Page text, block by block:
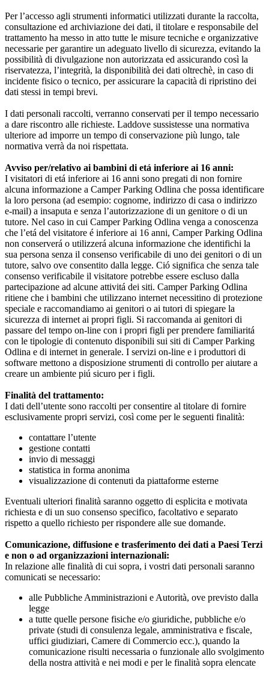
Per l’accesso agli strumenti informatici utilizzati durante la raccolta,
consultazione ed archiviazione dei dati, il titolare e responsabile del
trattamento ha messo in atto tutte le misure tecniche e organizzative
necessarie per garantire un adeguato livello di sicurezza, evitando la
possibilità di divulgazione non autorizzata ed assicurando così la
riservatezza, l’integrità, la disponibilità dei dati oltrechè, in caso di
incidente fisico o tecnico, per assicurare la capacità di ripristino dei
dati stessi in tempi brevi.
I dati personali raccolti, verranno conservati per il tempo necessario
a dare riscontro alle richieste. Laddove sussistesse una normativa
ulteriore ad imporre un tempo di conservazione più lungo, tale
normativa verrà da noi rispettata.
Avviso per/relativo ai bambini di etá inferiore ai 16 anni:
I visitatori di etá inferiore ai 16 anni sono pregati di non fornire
alcuna informazione a Camper Parking Odlina che possa identificare
la loro persona (ad esempio: cognome, indirizzo di casa o indirizzo
e-mail) a insaputa e senza l’autorizzazione di un genitore o di un
tutore. Nel caso in cui Camper Parking Odlina venga a conoscenza
che l’etá del visitatore é inferiore ai 16 anni, Camper Parking Odlina
non conserverá o utilizzerá alcuna informazione che identifichi la
sua persona senza il consenso verificabile di uno dei genitori o di un
tutore, salvo ove consentito dalla legge. Ció significa che senza tale
consenso verificabile il visitatore potrebbe essere escluso dalla
partecipazione ad alcune attivitá dei siti. Camper Parking Odlina
ritiene che i bambini che utilizzano internet necessitino di protezione
speciale e raccomandiamo ai genitori o ai tutori di spiegare la
sicurezza di internet ai propri figli. Si raccomanda ai genitori di
passare del tempo on-line con i propri figli per prendere familiaritá
con le tipologie di contenuto disponibili sui siti di Camper Parking
Odlina e di internet in generale. I servizi on-line e i produttori di
software mettono a disposizione strumenti di controllo per aiutare a
creare un ambiente piú sicuro per i figli.
Finalità del trattamento:
I dati dell’utente sono raccolti per consentire al titolare di fornire
esclusivamente propri servizi, così come per le seguenti finalità:
contattare l’utente
gestione contatti
invio di messaggi
statistica in forma anonima
visualizzazione di contenuti da piattaforme esterne
Eventuali ulteriori finalità saranno oggetto di esplicita e motivata
richiesta e di un suo consenso specifico, facoltativo e separato
rispetto a quello richiesto per rispondere alle sue domande.
Comunicazione, diffusione e trasferimento dei dati a Paesi Terzi
e non o ad organizzazioni internazionali:
In relazione alle finalità di cui sopra, i vostri dati personali saranno
comunicati se necessario:
alle Pubbliche Amministrazioni e Autorità, ove previsto dalla
legge
a tutte quelle persone fisiche e/o giuridiche, pubbliche e/o
private (studi di consulenza legale, amministrativa e fiscale,
uffici giudiziari, Camere di Commercio ecc.), quando la
comunicazione risulti necessaria o funzionale allo svolgimento
della nostra attività e nei modi e per le finalità sopra elencate